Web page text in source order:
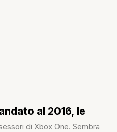
al 2016, le
di Xbox One. Sembra